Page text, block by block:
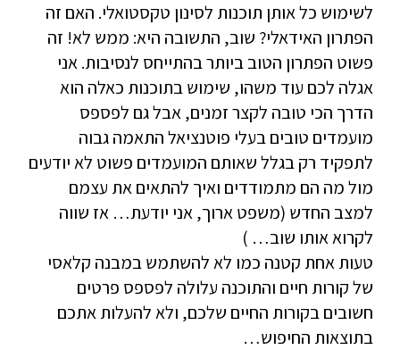
לשימוש כל אותן תוכנות לסינון טקסטואלי. האם זה
הפתרון האידאלי? שוב, התשובה היא: ממש לא! זה
פשוט הפתרון הטוב ביותר בהתייחס לנסיבות. אני
אגלה לכם עוד משהו, שימוש בתוכנות כאלה הוא
הדרך הכי טובה לקצר זמנים, אבל גם לפספס
מועמדים טובים בעלי פוטנציאל התאמה גבוה
לתפקיד רק בגלל שאותם המועמדים פשוט לא יודעים
מול מה הם מתמודדים ואיך להתאים את עצמם
למצב החדש (משפט ארוך, אני יודעת… אז שווה
לקרוא אותו שוב… )
טעות אחת קטנה כמו לא להשתמש במבנה קלאסי
של קורות חיים והתוכנה עלולה לפספס פרטים
חשובים בקורות החיים שלכם, ולא להעלות אתכם
בתוצאות החיפוש…